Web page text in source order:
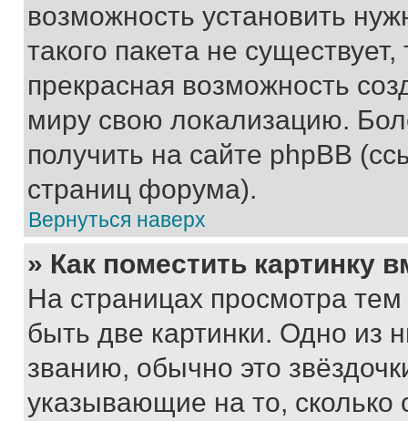
возможность установить
такого пакета не
прекрасная возможность
миру свою локализацию.
получить на сайте phpBB
страниц форума).
Вернуться наверх
» Как поместить картинку
На страницах просмотра
быть две картинки. Одно из
званию, обычно это
указывающие на то,